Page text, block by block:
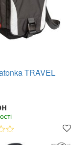
TRAVEL